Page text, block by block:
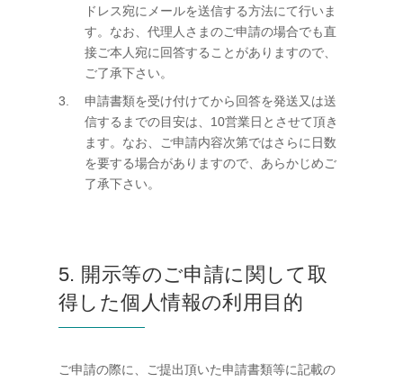
ドレス宛にメールを送信する方法にて行いま
す。なお、代理人さまのご申請の場合でも直
接ご本人宛に回答することがありますので、
ご了承下さい。
申請書類を受け付けてから回答を発送又は送
信するまでの目安は、10営業日とさせて頂き
ます。なお、ご申請内容次第ではさらに日数
を要する場合がありますので、あらかじめご
了承下さい。
5. 開示等のご申請に関して取
得した個人情報の利用目的
ご申請の際に、ご提出頂いた申請書類等に記載の